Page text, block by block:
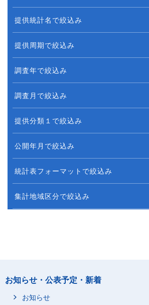
提供統計名で絞込み
提供周期で絞込み
調査年で絞込み
調査月で絞込み
提供分類１で絞込み
公開年月で絞込み
統計表フォーマットで絞込み
集計地域区分で絞込み
お知らせ・公表予定・新着
お知らせ